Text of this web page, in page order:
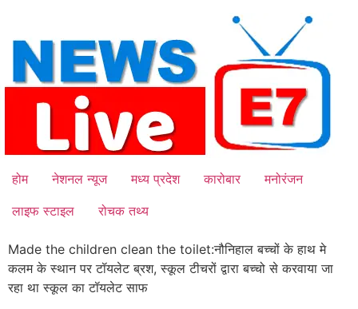
content
होम नेशनल न्यूज मध्य प्रदेश कारोबार
मनोरंजन
लाइफ स्टाइल
रोचक तथ्य
Made the children clean the toilet:नौनिहाल बच्चों के हाथ मे
कलम के स्थान पर टॉयलेट ब्रश, स्कूल टीचरों द्वारा बच्चो से करवाया जा
रहा था स्कूल का टॉयलेट साफ